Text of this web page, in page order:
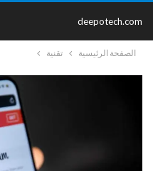
deepotech.com
الصفحة الرئيسية تقنية